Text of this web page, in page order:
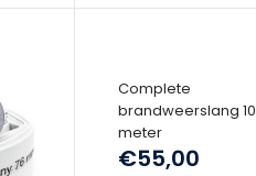
Complete
brandweerslang 10
meter
€55,00